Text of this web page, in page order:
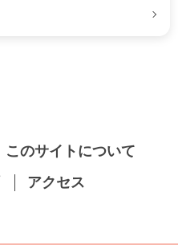
このサイトについて
アクセス